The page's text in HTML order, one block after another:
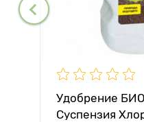
Удобрение
Суспензия